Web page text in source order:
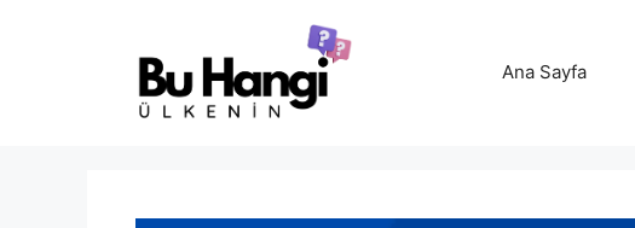
Ana Sayfa